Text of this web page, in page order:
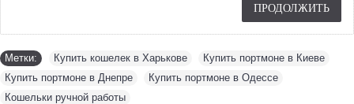
ПРОДОЛЖИТЬ
Метки: Купить кошелек в Харькове Купить портмоне в Киеве
Купить портмоне в Днепре
Купить портмоне в Одессе
Кошельки ручной работы